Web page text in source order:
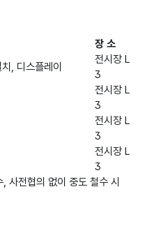
장 소
, 디스플레이
전시장 L
3
전시장 L
3
전시장 L
3
전시장 L
3
사전협의 없이 중도 철수 시